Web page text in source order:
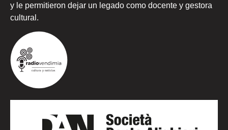
y le permitieron dejar un legado como docente y gestora
cultural.